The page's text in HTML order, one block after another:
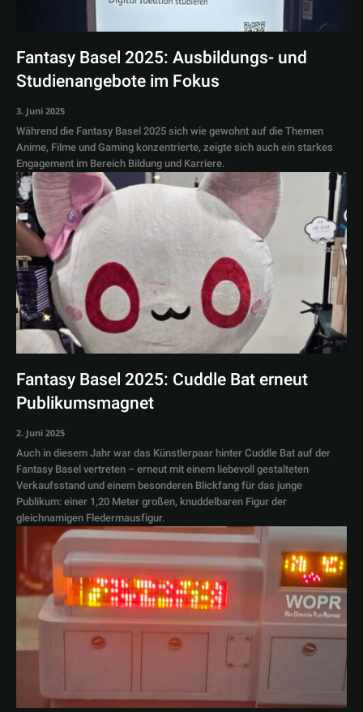
Fantasy Basel 2025: Ausbildungs- und
Studienangebote im Fokus
3. Juni 2025
Während die Fantasy Basel 2025 sich wie gewohnt auf die Themen
Anime, Filme und Gaming konzentrierte, zeigte sich auch ein starkes
Engagement im Bereich Bildung und Karriere.
Fantasy Basel 2025: Cuddle Bat erneut
Publikumsmagnet
2. Juni 2025
Auch in diesem Jahr war das Künstlerpaar hinter Cuddle Bat auf der
Fantasy Basel vertreten – erneut mit einem liebevoll gestalteten
Verkaufsstand und einem besonderen Blickfang für das junge
Publikum: einer 1,20 Meter großen, knuddelbaren Figur der
gleichnamigen Fledermausfigur.